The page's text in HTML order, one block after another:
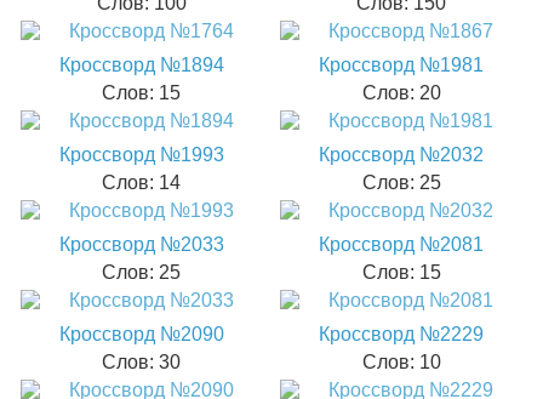
Кроссворд №1894
Слов: 15
Кроссворд №1981
Слов: 20
Кроссворд №1993
Слов: 14
Кроссворд №2032
Слов: 25
Кроссворд №2033
Слов: 25
Кроссворд №2081
Слов: 15
Кроссворд №2090
Слов: 30
Кроссворд №2229
Слов: 10